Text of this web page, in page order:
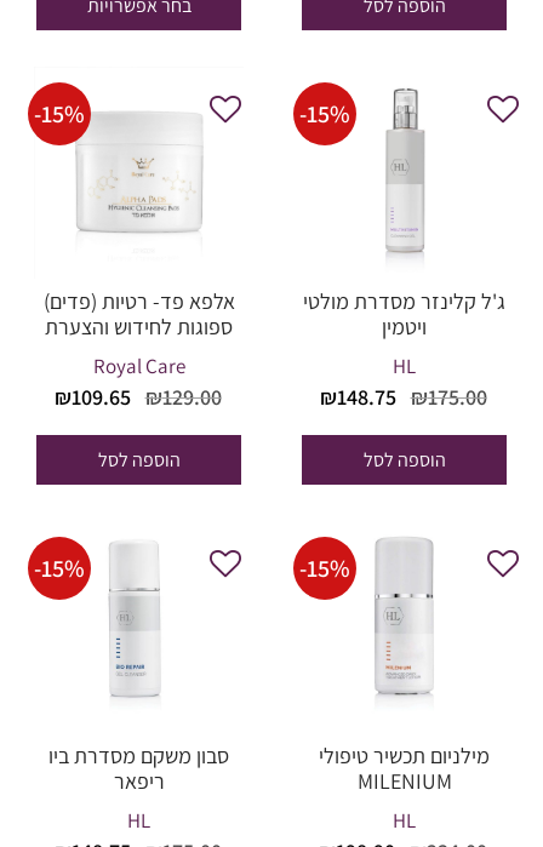
₪94.00.
הוספה לסל
⁦₪208.25⁩
בחר אפשרויות
-15%
ג'ל קלינזר מסדרת מולטי
ויטמין
HL
₪175.00
המחיר
היה:
₪175.00.
₪148.75
הוספה לסל
-15%
אלפא פד- רטיות (פדים)
ספוגות לחידוש והצערת
העור
Royal Care
₪129.00
המחיר
היה:
₪129.00.
₪109.65
הוספה לסל
-15%
מילניום תכשיר טיפולי
MILENIUM
HL
-15%
סבון משקם מסדרת ביו
ריפאר
HL